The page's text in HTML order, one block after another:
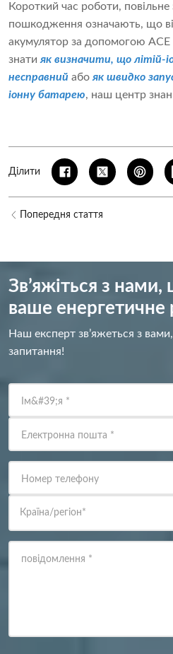
Короткий час роботи,
пошкодження означають, що
акумулятор за допомогою
знати як визначити, що літій-
несправний або як швидко
іонну батарею, наш центр
Ділити
Попередня стаття
Зв’яжіться з
ваше енергетичне
Наш експерт зв’яжеться з
запитання!
Ім&#39;я *
Електронна пошта *
Номер телефону
Країна/регіон*
повідомлення *